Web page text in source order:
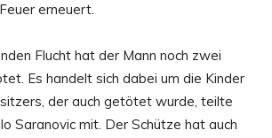
erneuert.
Flucht hat der Mann noch zwei
Es handelt sich dabei um die Kinder
der auch getötet wurde, teilte
Saranovic mit. Der Schütze hat auch